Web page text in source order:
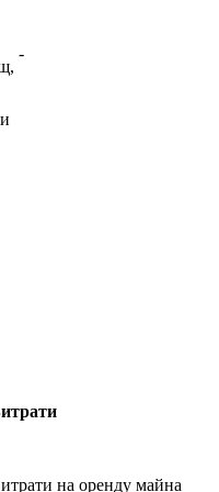
-
на оренду майна